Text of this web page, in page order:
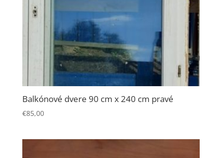
Balkónové dvere 90 cm x 240 cm pravé
€85,00